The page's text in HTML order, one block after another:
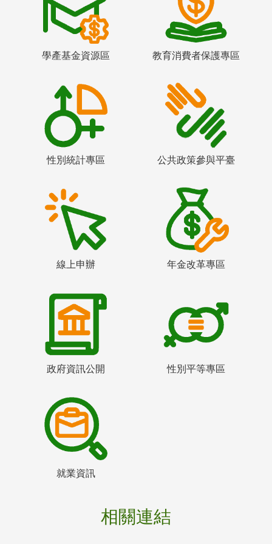
學產基金資源區 教育消費者保護專區
性別統計專區 公共政策參與平臺
線上申辦 年金改革專區
政府資訊公開 性別平等專區
就業資訊
相關連結